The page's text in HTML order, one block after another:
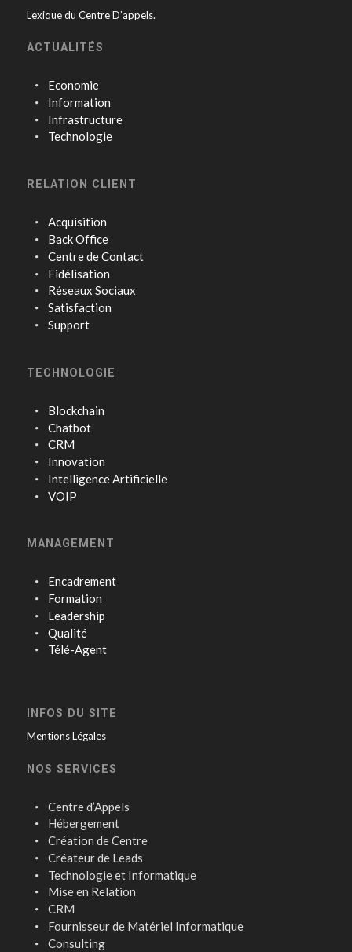
Lexique du Centre D’appels.
ACTUALITÉS
Economie
Information
Infrastructure
Technologie
RELATION CLIENT
Acquisition
Back Office
Centre de Contact
Fidélisation
Réseaux Sociaux
Satisfaction
Support
TECHNOLOGIE
Blockchain
Chatbot
CRM
Innovation
Intelligence Artificielle
VOIP
MANAGEMENT
Encadrement
Formation
Leadership
Qualité
Télé-Agent
INFOS DU SITE
Mentions Légales
NOS SERVICES
Centre d’Appels
Hébergement
Création de Centre
Créateur de Leads
Technologie et Informatique
Mise en Relation
CRM
Fournisseur de Matériel Informatique
Consulting